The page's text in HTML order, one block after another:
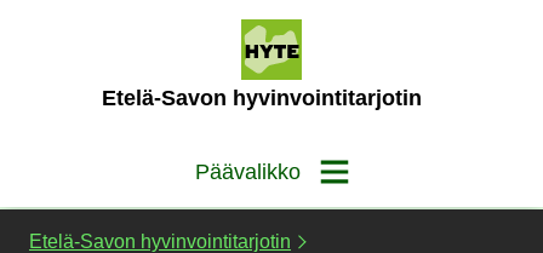
Etelä-Savon hyvinvointitarjotin
Päävalikko
Etelä-Savon hyvinvointitarjotin